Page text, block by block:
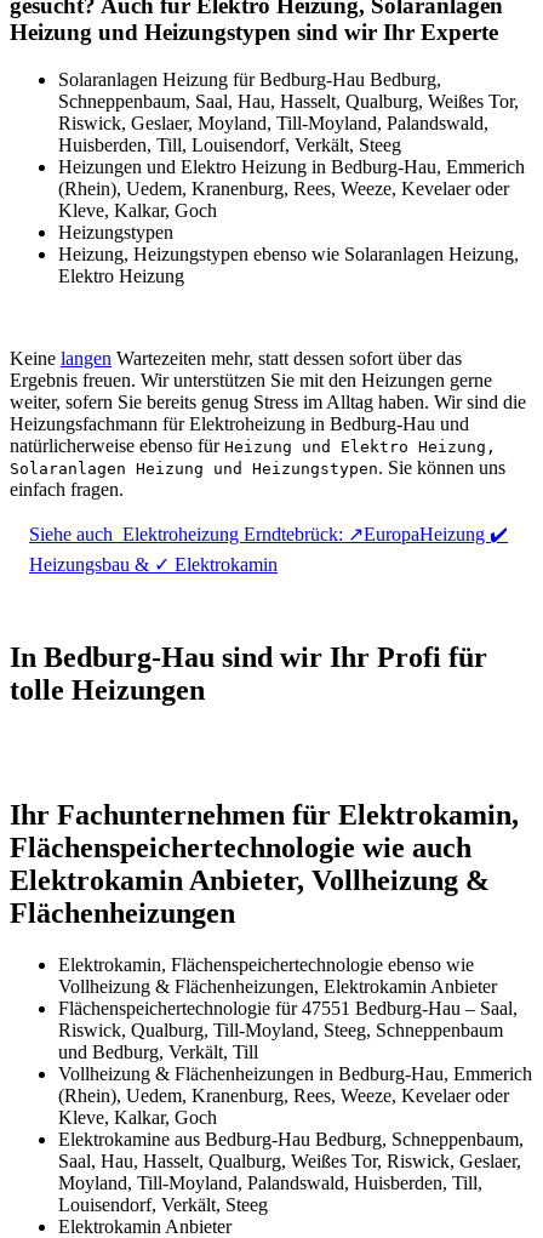
gesucht? Auch für Elektro Heizung, Solaranlagen
Heizung und Heizungstypen sind wir Ihr Experte
Solaranlagen Heizung für Bedburg-Hau Bedburg,
Schneppenbaum, Saal, Hau, Hasselt, Qualburg, Weißes Tor,
Riswick, Geslaer, Moyland, Till-Moyland, Palandswald,
Huisberden, Till, Louisendorf, Verkält, Steeg
Heizungen und Elektro Heizung in Bedburg-Hau, Emmerich
(Rhein), Uedem, Kranenburg, Rees, Weeze, Kevelaer oder
Kleve, Kalkar, Goch
Heizungstypen
Heizung, Heizungstypen ebenso wie Solaranlagen Heizung,
Elektro Heizung
Keine langen Wartezeiten mehr, statt dessen sofort über das
Ergebnis freuen. Wir unterstützen Sie mit den Heizungen gerne
weiter, sofern Sie bereits genug Stress im Alltag haben. Wir sind die
Heizungsfachmann für Elektroheizung in Bedburg-Hau und
natürlicherweise ebenso für Heizung und Elektro Heizung,
Solaranlagen Heizung und Heizungstypen. Sie können uns
einfach fragen.
Siehe auch Elektroheizung Erndtebrück: ↗️EuropaHeizung ✔️
Heizungsbau & ✓ Elektrokamin
In Bedburg-Hau sind wir Ihr Profi für
tolle Heizungen
Ihr Fachunternehmen für Elektrokamin,
Flächenspeichertechnologie wie auch
Elektrokamin Anbieter, Vollheizung &
Flächenheizungen
Elektrokamin, Flächenspeichertechnologie ebenso wie
Vollheizung & Flächenheizungen, Elektrokamin Anbieter
Flächenspeichertechnologie für 47551 Bedburg-Hau – Saal,
Riswick, Qualburg, Till-Moyland, Steeg, Schneppenbaum
und Bedburg, Verkält, Till
Vollheizung & Flächenheizungen in Bedburg-Hau, Emmerich
(Rhein), Uedem, Kranenburg, Rees, Weeze, Kevelaer oder
Kleve, Kalkar, Goch
Elektrokamine aus Bedburg-Hau Bedburg, Schneppenbaum,
Saal, Hau, Hasselt, Qualburg, Weißes Tor, Riswick, Geslaer,
Moyland, Till-Moyland, Palandswald, Huisberden, Till,
Louisendorf, Verkält, Steeg
Elektrokamin Anbieter